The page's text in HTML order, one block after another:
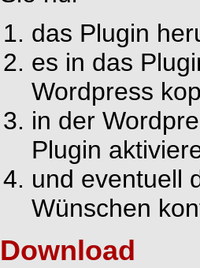
das Plugin
es in das
Wordpress
in der
Plugin
und eventuell
Wünschen
Download